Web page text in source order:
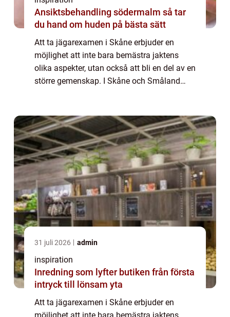
Ansiktsbehandling södermalm så tar
du hand om huden på bästa sätt
Att ta jägarexamen i Skåne erbjuder en
möjlighet att inte bara bemästra jaktens
olika aspekter, utan också att bli en del av en
större gemenskap. I Skåne och Småland
31 juli 2026 admin
inspiration
Inredning som lyfter butiken från första
intryck till lönsam yta
Att ta jägarexamen i Skåne erbjuder en